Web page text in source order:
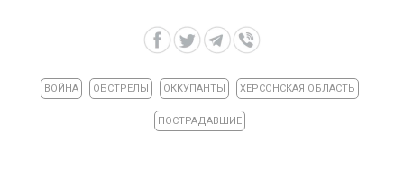
ВОЙНА ОБСТРЕЛЫ ОККУПАНТЫ ХЕРСОНСКАЯ ОБЛАСТЬ
ПОСТРАДАВШИЕ